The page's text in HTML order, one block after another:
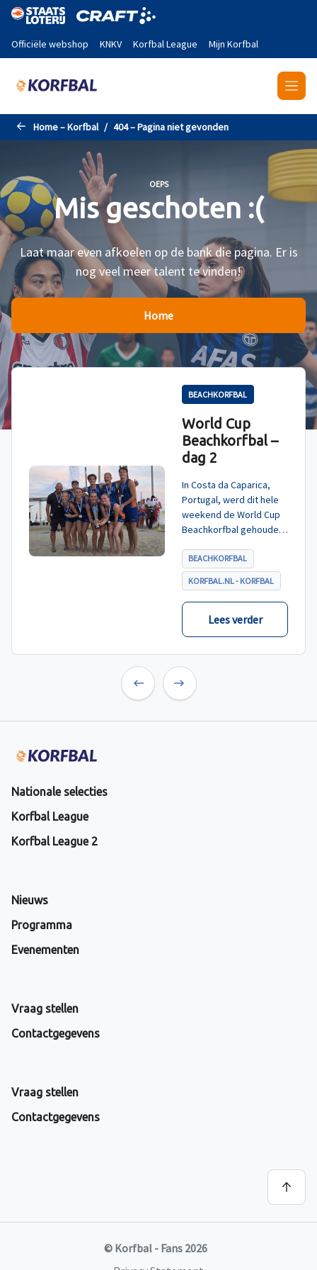
Naar de hoofdinhoud gaan
Officiële webshop KNKV Korfbal League Mijn Korfbal
Home – Korfbal 404 – Pagina niet gevonden
OEPS
Mis geschoten :(
Laat maar even afkoelen op de bank die pagina. Er is
nog veel meer talent te vinden!
Home
BEACHKORFBAL
World Cup
Beachkorfbal –
dag 2
In Costa da Caparica,
Portugal, werd dit hele
weekend de World Cup
Beachkorfbal gehouden.
tegen België, die
eindigde in shoot-outs,
was het Nederland dat
er met het goud vandoor
BEACHKORFBAL
KORFBAL.NL - KORFBAL
Lees verder
Nationale selecties
Korfbal League
Korfbal League 2
Nieuws
Programma
Evenementen
Vraag stellen
Contactgegevens
Vraag stellen
Contactgegevens
© Korfbal - Fans 2026